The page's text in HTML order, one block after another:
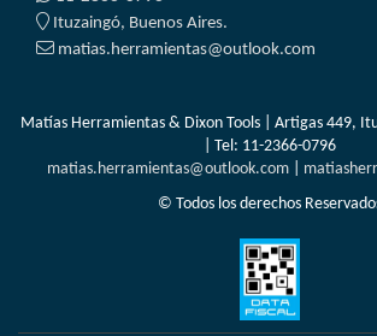
Ituzaingó, Buenos Aires.
matias.herramientas@outlook.com
Matías Herramientas & Dixon Tools | Artigas 449,
| Tel: 11-2366-0796
matias.herramientas@outlook.com|
© Todos los derechos